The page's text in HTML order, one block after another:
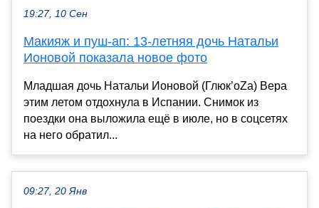
19:27, 10 Сен
Макияж и пуш-ап: 13-летняя дочь Натальи
Ионовой показала новое фото
Младшая дочь Натальи Ионовой (Глюк’oZa) Вера
этим летом отдохнула в Испании. Снимок из
поездки она выложила ещё в июле, но в соцсетях
на него обратил...
09:27, 20 Янв